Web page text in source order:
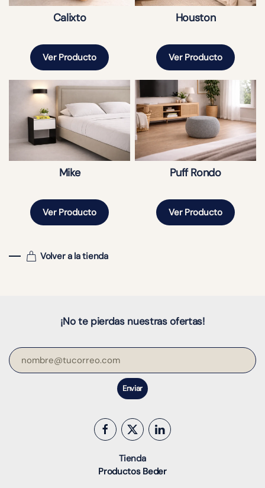
Calixto
Ver Producto
Houston
Ver Producto
Mike
Ver Producto
Puff Rondo
Ver Producto
Volver a la tienda
¡No te pierdas nuestras ofertas!
Enviar
Tienda
Productos Beder